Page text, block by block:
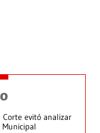
evitó analizar